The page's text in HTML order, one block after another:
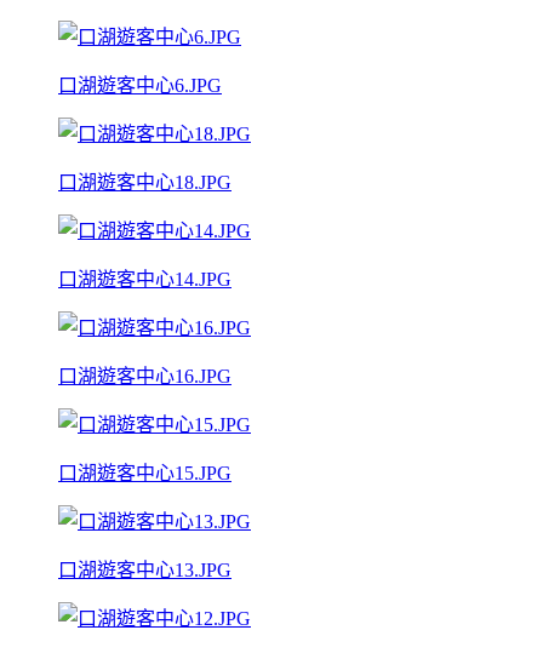
口湖遊客中心6.JPG
口湖遊客中心18.JPG
口湖遊客中心14.JPG
口湖遊客中心16.JPG
口湖遊客中心15.JPG
口湖遊客中心13.JPG